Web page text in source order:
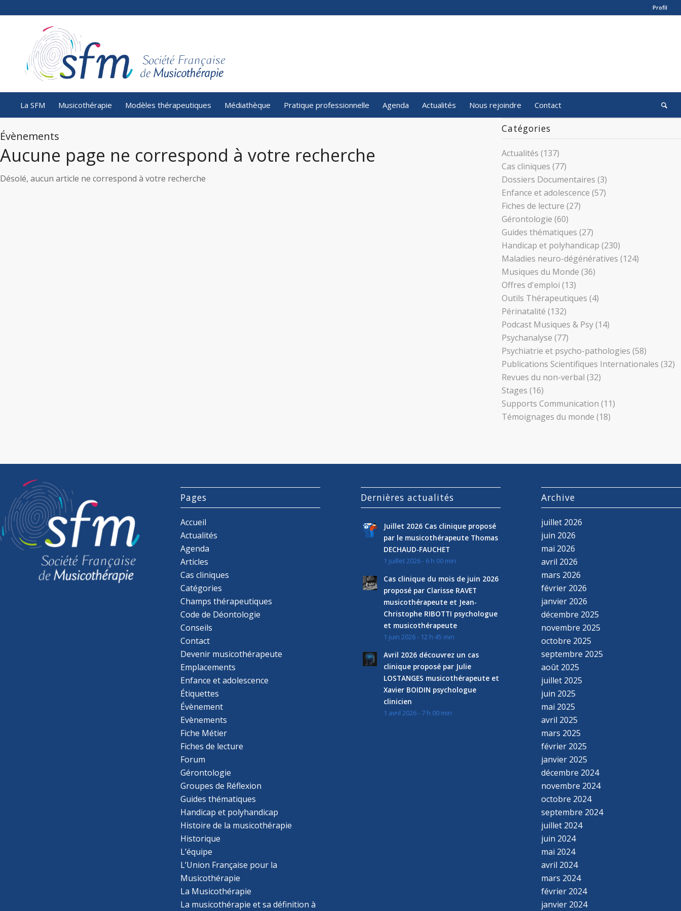
Profil
La SFM Musicothérapie Modèles thérapeutiques Médiathèque Pratique professionnelle Agenda Actualités Nous rejoindre Contact
Évènements
Aucune page ne correspond à votre recherche
Désolé, aucun article ne correspond à votre recherche
Catégories
Actualités (137)
Cas cliniques (77)
Dossiers Documentaires (3)
Enfance et adolescence (57)
Fiches de lecture (27)
Gérontologie (60)
Guides thématiques (27)
Handicap et polyhandicap (230)
Maladies neuro-dégénératives (124)
Musiques du Monde (36)
Offres d'emploi (13)
Outils Thérapeutiques (4)
Périnatalité (132)
Podcast Musiques & Psy(14)
Psychanalyse (77)
Psychiatrie et psycho-pathologies (58)
Publications Scientifiques Internationales (32)
Revues du non-verbal (32)
Stages (16)
Supports Communication (11)
Témoignages du monde (18)
Pages
Accueil
Actualités
Agenda
Articles
Cas cliniques
Catégories
Champs thérapeutiques
Code de Déontologie
Conseils
Contact
Devenir musicothérapeute
Emplacements
Enfance et adolescence
Étiquettes
Évènement
Evènements
Fiche Métier
Fiches de lecture
Forum
Gérontologie
Groupes de Réflexion
Guides thématiques
Handicap et polyhandicap
Histoire de la musicothérapie
Historique
L’équipe
L’Union Française pour la
Musicothérapie
La Musicothérapie
La musicothérapie et sa définition à
Dernières actualités
Juillet 2026 Cas clinique proposé
par le musicothérapeute Thomas
DECHAUD-FAUCHET
1 juillet 2026 - 6 h 00 min
Cas clinique du mois de juin 2026
proposé par Clarisse RAVET
musicothérapeute et Jean-
Christophe RIBOTTI psychologue
et musicothérapeute
1 juin 2026 - 12 h 45 min
Avril 2026 découvrez un cas
clinique proposé par Julie
LOSTANGES musicothérapeute et
Xavier BOIDIN psychologue
clinicien
1 avril 2026 - 7 h 00 min
Archive
juillet 2026
juin 2026
mai 2026
avril 2026
mars 2026
février 2026
janvier 2026
décembre 2025
novembre 2025
octobre 2025
septembre 2025
août 2025
juillet 2025
juin 2025
mai 2025
avril 2025
mars 2025
février 2025
janvier 2025
décembre 2024
novembre 2024
octobre 2024
septembre 2024
juillet 2024
juin 2024
mai 2024
avril 2024
mars 2024
février 2024
janvier 2024